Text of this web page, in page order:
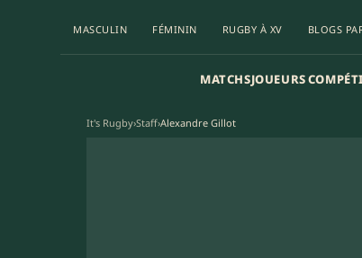
MASCULIN FÉMININ RUGBY À XV BLOGS
MATCHSJOUEURS
It's Rugby›Staff›Alexandre Gillot